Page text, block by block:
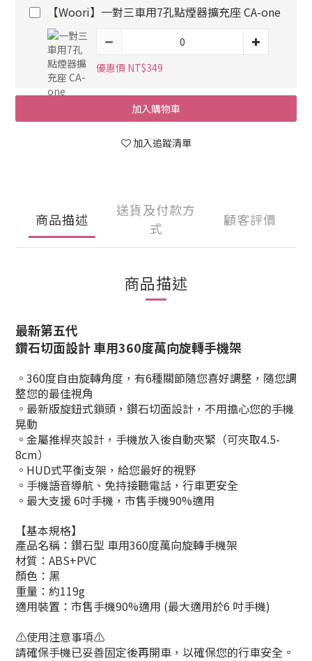
【Woori】一對三車用7孔點煙器擴充座 CA-one
優惠價 NT$349
加入購物車
加入追蹤清單
商品描述
送貨及付款方
式
顧客評價
商品描述
最新第五代
鑽石切面設計 車用360度萬向旋轉手機架
。360度自由旋轉角度，有6種關節隨您喜好調整，隨您調
整您的最佳視角
。最新版旋鈕式鎖頭，鑽石切面設計，不用擔心您的手機
晃動
。金屬推桿夾設計，手機放入後自動夾緊（可夾取4.5-
8cm）
。HUD式平衡支架，給您最好的視野
。 手機語音導航、免持接聽電話 ，行車更安全
。最大支援 6吋手機，市售手機90%適用
【基本規格】
產品名稱：鑽石型 車用360度萬向旋轉手機架
材質：ABS+PVC
顏色：黑
重量：約119g
適用裝置：市售手機90%適用 (最大適用於6 吋手機)
⚠️使用注意事項⚠️
請確保手機已妥善固定後再開車，以確保您的行車安全。